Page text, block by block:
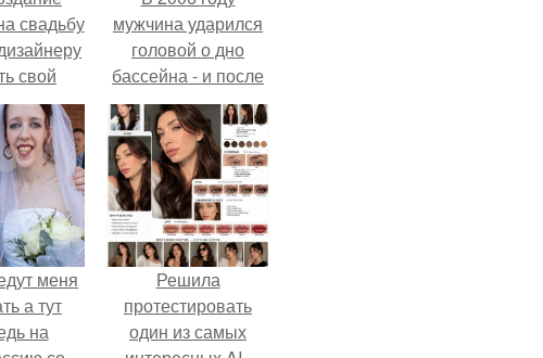
свадьбу
свой
мужчина ударился
головой о дно
бассейна - и после
этого его жизнь
изменилась самым
странным образом.
меня
а тут
на
Решила
протестировать
один из самых